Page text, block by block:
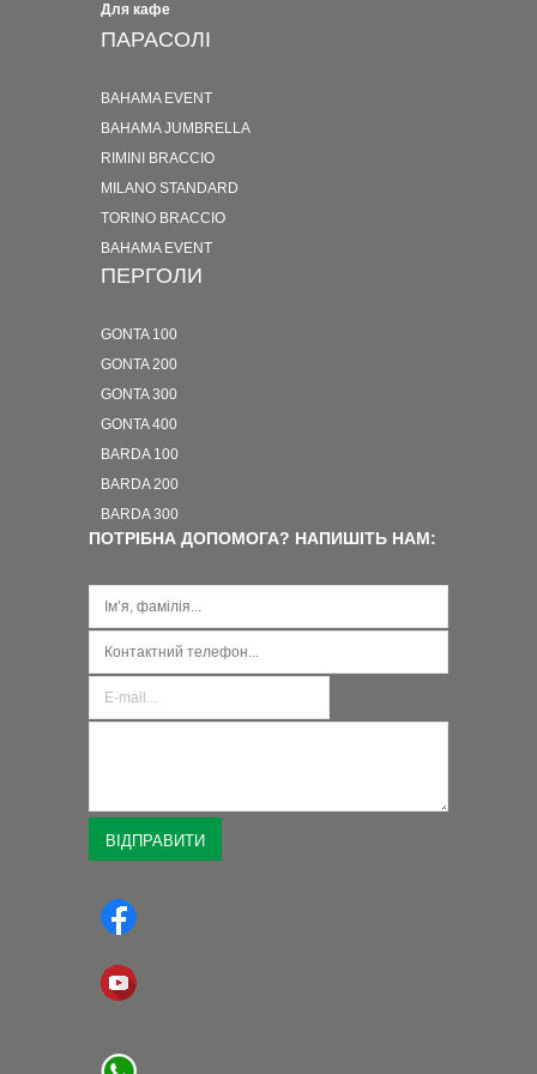
Для кафе
ПАРАСОЛІ
BAHAMA EVENT
BAHAMA JUMBRELLA
RIMINI BRACCIO
MILANO STANDARD
TORINO BRACCIO
BAHAMA EVENT
ПЕРГОЛИ
GONTA 100
GONTA 200
GONTA 300
GONTA 400
BARDA 100
BARDA 200
BARDA 300
ПОТРІБНА ДОПОМОГА? НАПИШІТЬ НАМ: